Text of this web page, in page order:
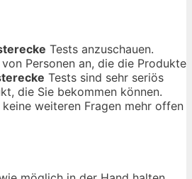
Tests anzuschauen.
Personen an, die die Produkte
Tests sind sehr seriös
die Sie bekommen können.
weiteren Fragen mehr offen